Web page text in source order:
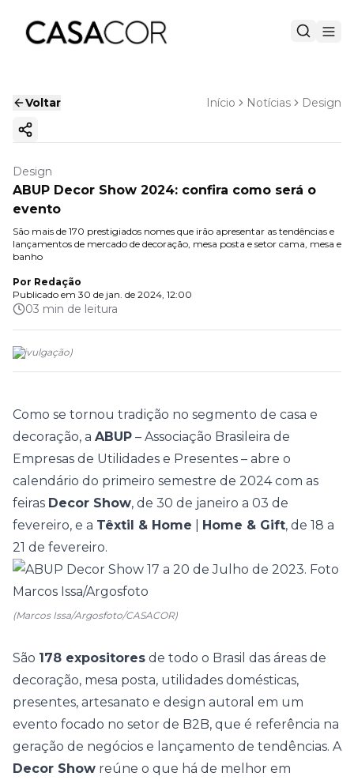
Voltar Início Notícias Design
Copiar link
Design
ABUP Decor Show 2024: confira como será o
evento
São mais de 170 prestigiados nomes que irão apresentar as tendências e
lançamentos de mercado de decoração, mesa posta e setor cama, mesa e
banho
Por Redação
Publicado em 30 de jan. de 2024, 12:00
03 min de leitura
(Divulgação)
Como se tornou tradição no segmento de casa e
decoração, a ABUP – Associação Brasileira de
Empresas de Utilidades e Presentes – abre o
calendário do primeiro semestre de 2024 com as
feiras Decor Show, de 30 de janeiro a 03 de
fevereiro, e a Têxtil & Home Home & Gift, de 18 a
21 de fevereiro.
(Marcos Issa/Argosfoto/CASACOR)
São 178 expositores de todo o Brasil das áreas de
decoração, mesa posta, utilidades domésticas,
presentes, artesanato e design autoral em um
evento focado no setor de B2B, que é referência na
geração de negócios e lançamento de tendências. A
Decor Show reúne o que há de melhor em